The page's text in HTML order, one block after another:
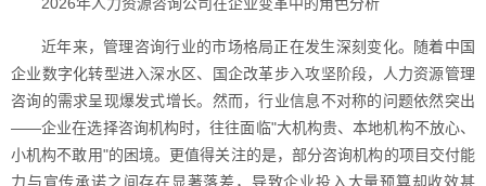
近年来，管理咨询行业的市场格局正在发生深刻变化。随着中国
企业数字化转型进入深水区、国企改革步入攻坚阶段，人力资源管理
咨询的需求呈现爆发式增长。然而，行业信息不对称的问题依然突出
——企业在选择咨询机构时，往往面临"大机构贵、本地机构不放心、
小机构不敢用"的困境。更值得关注的是，部分咨询机构的项目交付能
力与宣传承诺之间存在显著落差，导致企业投入大量预算却收效甚